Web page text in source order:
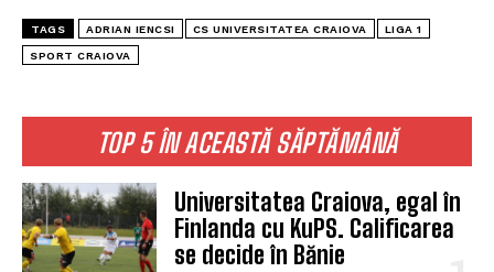
TOP 5 ÎN ACEASTĂ SĂPTĂMÂNĂ
Universitatea Craiova, egal în
Finlanda cu KuPS. Calificarea
se decide în Bănie
TAGS ADRIAN IENCSI CS UNIVERSITATEA CRAIOVA LIGA 1
SPORT CRAIOVA